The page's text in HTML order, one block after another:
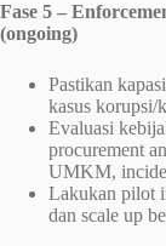
Fase 5 –
(ongoing)
Pastikan
kasus korupsi/
Evaluasi
procurement
UMKM,
Lakukan pilot
dan scale up